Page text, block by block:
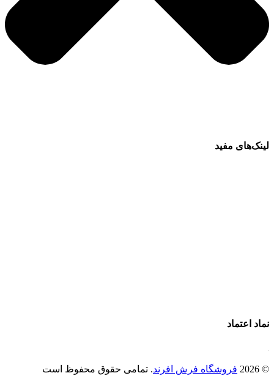
لینک‌های مفید
نماد اعتماد
© 2026 فروشگاه فرش افرند. تمامی حقوق محفوظ است